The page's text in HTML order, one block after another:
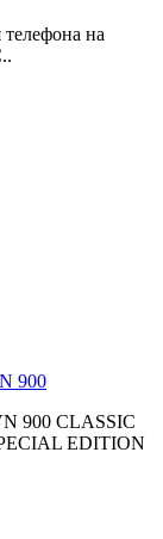
на
900
900 CLASSIC
EDITION